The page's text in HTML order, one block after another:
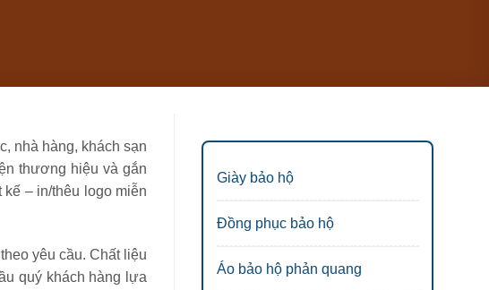
nhà hàng, khách sạn
thương hiệu và gắn
– in/thêu logo miễn
yêu cầu. Chất liệu
quý khách hàng lựa
Giày bảo hộ
Đồng phục bảo hộ
Áo bảo hộ phản quang